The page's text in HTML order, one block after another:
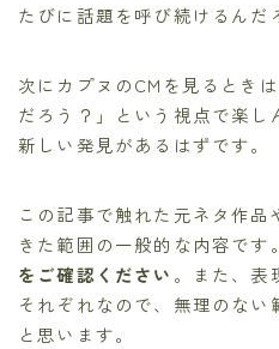
たびに話題を呼び続けるんだ
次にカプヌのCMを見るとき
だろう？」という視点で楽し
新しい発見があるはずです。
この記事で触れた元ネタ作
きた範囲の一般的な内容です。
をご確認ください 。また、表
それぞれなので、無理のない
と思います。